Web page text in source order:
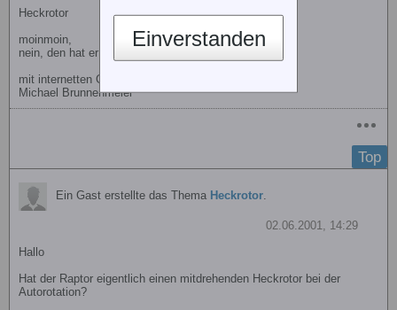
Heckrotor
moinmoin,
nein, den hat er nicht
mit internetten Grüßen
Michael Brunnenmeier
Top
Ein Gast erstellte das Thema Heckrotor
02.06.2001, 14:29
Hallo
Hat der Raptor eigentlich einen mitdrehenden Heckrotor bei der
Autorotation?
Einverstanden